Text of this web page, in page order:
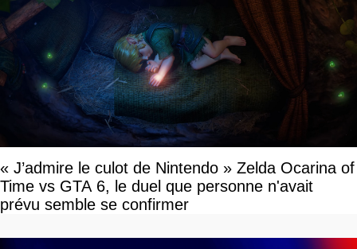
« J’admire le culot de Nintendo » Zelda Ocarina of
Time vs GTA 6, le duel que personne n'avait
prévu semble se confirmer